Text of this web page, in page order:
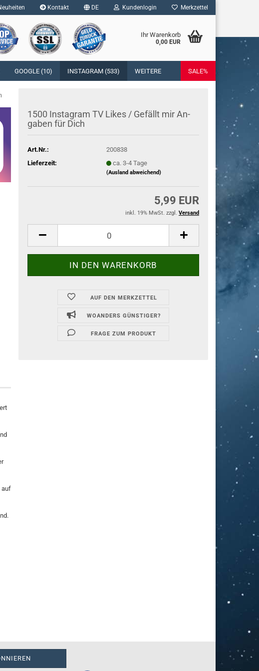
Kontakt DE Kundenlogin
E-Mail
Passwort vergessen?
Merkzettel
Ihr Warenkorb
0,00 EUR
GOOGLE (10) INSTAGRAM (533) SALE%
WEITERE
1500 In­sta­gram TV Likes / Ge­fällt mir An­
ga­ben für Dich
Art.Nr.:
200838
Lieferzeit:
ca. 3-4 Tage
(Ausland abweichend)
5,99 EUR
inkl. 19% MwSt. zzgl. Versand
AUF DEN MERKZETTEL
WOANDERS GÜNSTIGER?
FRAGE ZUM PRODUKT
auf